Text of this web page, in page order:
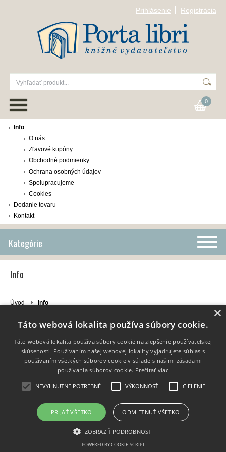
Prihlásenie Registrácia
0
Info
O nás
Zľavové kupóny
Obchodné podmienky
Ochrana osobných údajov
Spolupracujeme
Cookies
Dodanie tovaru
Kontakt
Kategórie
Info
Úvod Info
Info
Dodanie tovaru
Copyright 2014 - 2026 © Porta libri Vytvárame e-shopy - Atomer.sk
×
Táto webová lokalita používa súbory cookie.
Táto webová lokalita používa súbory cookie na zlepšenie používateľskej
skúsenosti. Používaním našej webovej lokality vyjadrujete súhlas s
používaním všetkých súborov cookie v súlade s našimi zásadami
používania súborov cookie. Prečítať viac
NEVYHNUTNE POTREBNÉ VÝKONNOSŤ CIELENIE
PRIJAŤ VŠETKO ODMIETNUŤ VŠETKO
ZOBRAZIŤ PODROBNOSTI
POWERED BY COOKIE-SCRIPT